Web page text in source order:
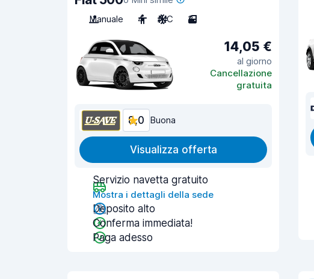
Manuale
4 A/C 3
14,05 €
al giorno
Cancellazione
gratuita
8,0 Buona
Visualizza offerta
Servizio navetta gratuito
Mostra i dettagli della sede
Deposito alto
Conferma immediata!
Paga adesso